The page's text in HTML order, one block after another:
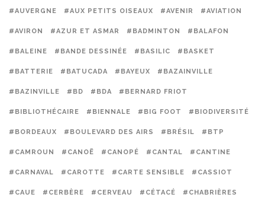
#AUVERGNE #AUX PETITS OISEAUX #AVENIR #AVIATION
#AVIRON #AZUR ET ASMAR #BADMINTON #BALAFON
#BALEINE #BANDE DESSINÉE #BASILIC #BASKET
#BATTERIE #BATUCADA #BAYEUX #BAZAINVILLE
#BAZINVILLE #BD #BDA #BERNARD FRIOT
#BIBLIOTHÉCAIRE #BIENNALE #BIG FOOT #BIODIVERSITÉ
#BORDEAUX #BOULEVARD DES AIRS #BRÉSIL #BTP
#CAMROUN #CANOË #CANOPÉ #CANTAL #CANTINE
#CARNAVAL #CAROTTE #CARTE SENSIBLE #CASSIOT
#CAUE #CERBÈRE #CERVEAU #CÉTACÉ #CHABRIÈRES